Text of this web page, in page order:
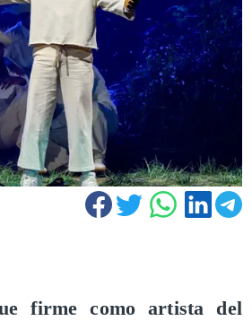
firme como artista del